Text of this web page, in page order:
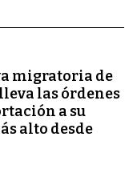
migratoria de
las órdenes
a su
alto desde